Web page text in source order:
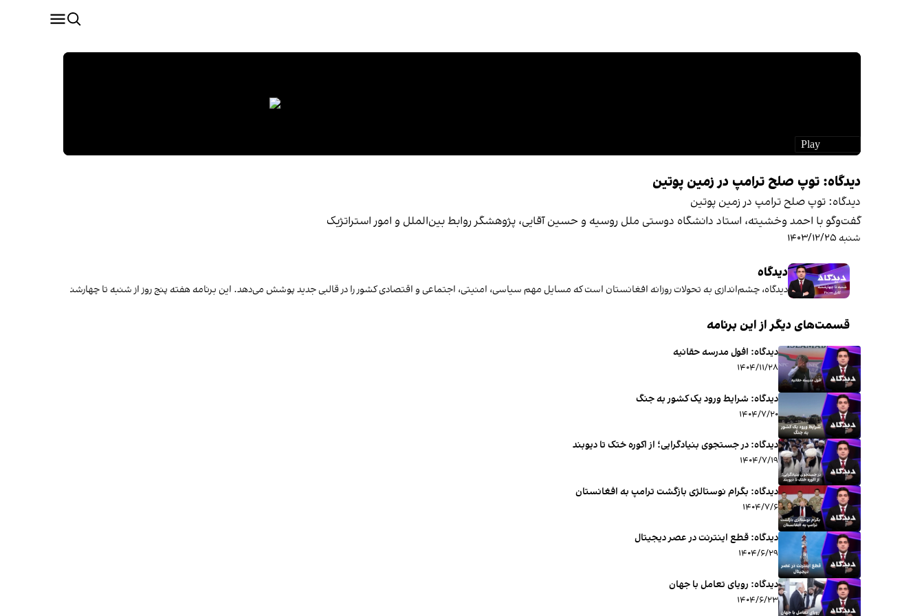
دیدگاه: توپ صلح ترامپ در زمین پوتین
دیدگاه: توپ صلح ترامپ در زمین پوتین
گفت‌وگو با احمد وخشیته، استاد دانشگاه دوستی ملل روسیه و حسین آقایی، پژوهشگر روابط بین‌الملل و امور استراتژیک
شنبه ۱۴۰۳/۱۲/۲۵
دیدگاه
دیدگاه، چشم‌اندازی به تحولات روزانه افغانستان است که مسایل مهم سیاسی، امنیتی، اجتماعی و اقتصادی کشور را در قالبی جدید پوشش می‌دهد. این برنامه هفته پنج روز از شنبه تا چهارشنبه نشر می‌شود.
قسمت‌های دیگر از این برنامه
دیدگاه: افول مدرسه حقانیه
۱۴۰۴/۱۱/۲۸
دیدگاه: شرایط ورود یک کشور به جنگ
۱۴۰۴/۷/۲۰
دیدگاه: در جستجوی بنیادگرایی؛ از اکوره ختک تا دیوبند
۱۴۰۴/۷/۱۹
دیدگاه: بگرام نوستالژی بازگشت ترامپ به افغانستان
۱۴۰۴/۷/۶
دیدگاه: قطع اینترنت در عصر دیجیتال
۱۴۰۴/۶/۲۹
ديدگاه: رویای تعامل با جهان
۱۴۰۴/۶/۲۳